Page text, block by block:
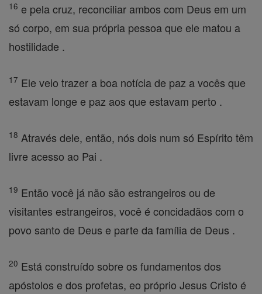
16 e pela cruz, reconciliar ambos com Deus em um
só corpo, em sua própria pessoa que ele matou a
hostilidade .
17 Ele veio trazer a boa notícia de paz a vocês que
estavam longe e paz aos que estavam perto .
18 Através dele, então, nós dois num só Espírito têm
livre acesso ao Pai .
19 Então você já não são estrangeiros ou de
visitantes estrangeiros, você é concidadãos com o
povo santo de Deus e parte da família de Deus .
20 Está construído sobre os fundamentos dos
apóstolos e dos profetas, eo próprio Jesus Cristo é